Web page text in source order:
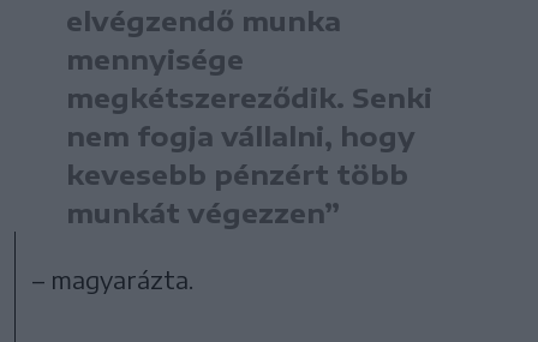
elvégzendő munka
mennyisége
megkétszereződik. Senki
nem fogja vállalni, hogy
kevesebb pénzért több
munkát végezzen”
– magyarázta.